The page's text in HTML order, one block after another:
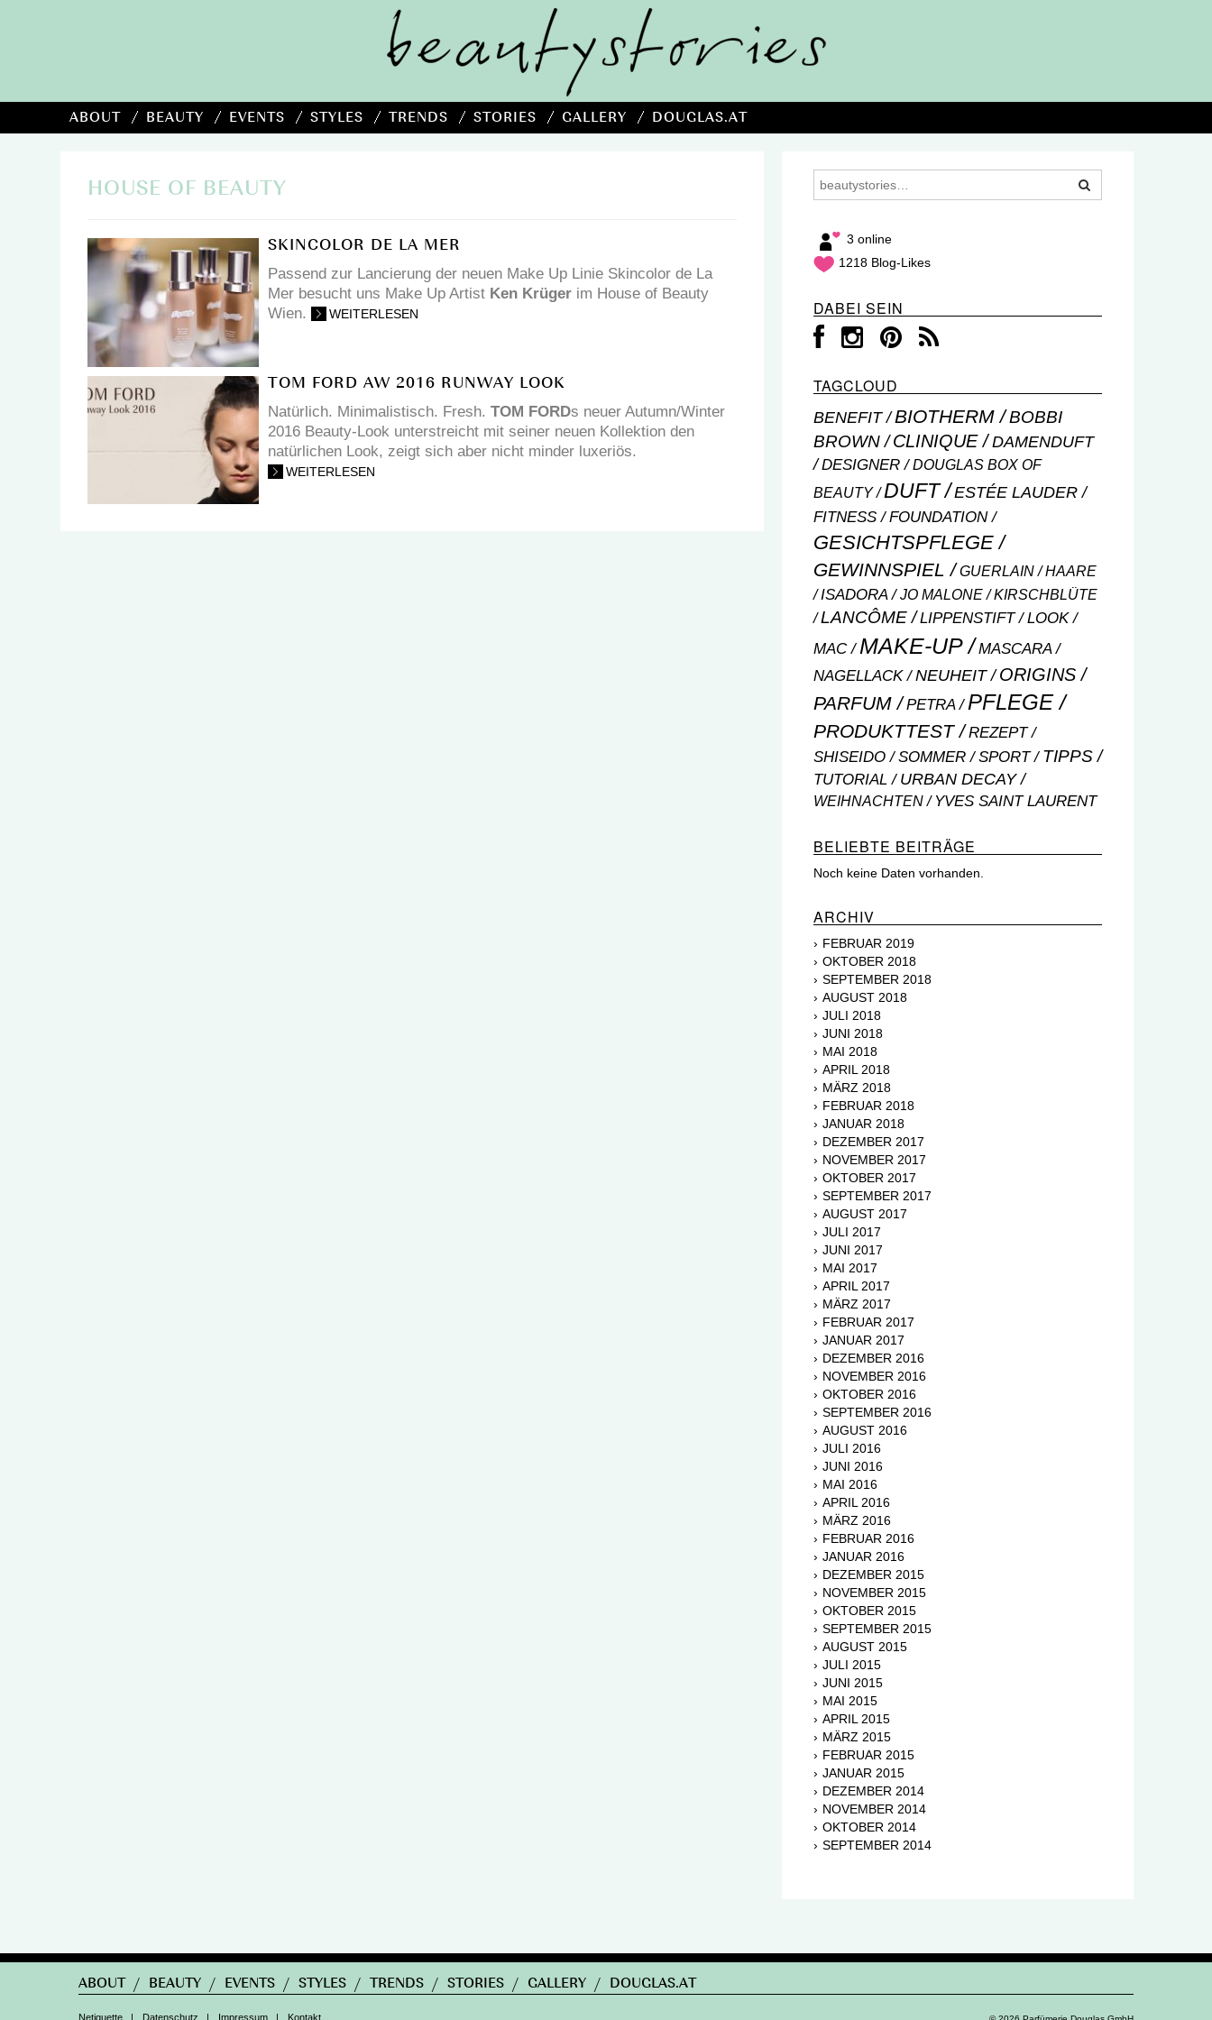
ABOUT BEAUTY EVENTS STYLES TRENDS STORIES GALLERY DOUGLAS.AT
HOUSE OF BEAUTY
SKINCOLOR DE LA MER
Passend zur Lancierung der neuen Make Up Linie Skincolor de La
Mer besucht uns Make Up Artist Ken Krüger im House of Beauty
Wien.
WEITERLESEN
TOM FORD AW 2016 RUNWAY LOOK
Natürlich. Minimalistisch. Fresh. TOM FORDs neuer Autumn/Winter
2016 Beauty-Look unterstreicht mit seiner neuen Kollektion den
natürlichen Look, zeigt sich aber nicht minder luxeriös.
WEITERLESEN
3 online
1218 Blog-Likes
DABEI SEIN
TAGCLOUD
BENEFIT BIOTHERM
BOBBI
BROWN
CLINIQUE DAMENDUFT
DESIGNER
DOUGLAS BOX OF
BEAUTY
DUFT
ESTÉE LAUDER
FITNESS
FOUNDATION
GESICHTSPFLEGE
GEWINNSPIEL GUERLAIN HAARE
ISADORA JO MALONE KIRSCHBLÜTE
LANCÔME LIPPENSTIFT
LOOK
MAC
MAKE-UP MASCARA
NAGELLACK NEUHEIT ORIGINS
PARFUM PETRA PFLEGE
PRODUKTTEST REZEPT
SHISEIDO SOMMER SPORT TIPPS
TUTORIAL URBAN DECAY
WEIHNACHTEN YVES SAINT LAURENT
BELIEBTE BEITRÄGE
Noch keine Daten vorhanden.
ARCHIV
FEBRUAR 2019
OKTOBER 2018
SEPTEMBER 2018
AUGUST 2018
JULI 2018
JUNI 2018
MAI 2018
APRIL 2018
MÄRZ 2018
FEBRUAR 2018
JANUAR 2018
DEZEMBER 2017
NOVEMBER 2017
OKTOBER 2017
SEPTEMBER 2017
AUGUST 2017
JULI 2017
JUNI 2017
MAI 2017
APRIL 2017
MÄRZ 2017
FEBRUAR 2017
JANUAR 2017
DEZEMBER 2016
NOVEMBER 2016
OKTOBER 2016
SEPTEMBER 2016
AUGUST 2016
JULI 2016
JUNI 2016
MAI 2016
APRIL 2016
MÄRZ 2016
FEBRUAR 2016
JANUAR 2016
DEZEMBER 2015
NOVEMBER 2015
OKTOBER 2015
SEPTEMBER 2015
AUGUST 2015
JULI 2015
JUNI 2015
MAI 2015
APRIL 2015
MÄRZ 2015
FEBRUAR 2015
JANUAR 2015
DEZEMBER 2014
NOVEMBER 2014
OKTOBER 2014
SEPTEMBER 2014
ABOUT / BEAUTY / EVENTS / STYLES / TRENDS / STORIES / GALLERY / DOUGLAS.AT
Netiquette | Datenschutz | Impressum | Kontakt